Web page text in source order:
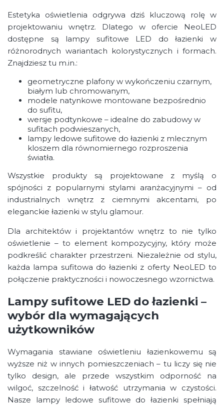
Estetyka oświetlenia odgrywa dziś kluczową rolę w
projektowaniu wnętrz. Dlatego w ofercie NeoLED
dostępne są lampy sufitowe LED do łazienki w
różnorodnych wariantach kolorystycznych i formach.
Znajdziesz tu m.in.:
geometryczne plafony w wykończeniu czarnym,
białym lub chromowanym,
modele natynkowe montowane bezpośrednio
do sufitu,
wersje podtynkowe – idealne do zabudowy w
sufitach podwieszanych,
lampy ledowe sufitowe do łazienki z mlecznym
kloszem dla równomiernego rozproszenia
światła.
Wszystkie produkty są projektowane z myślą o
spójności z popularnymi stylami aranżacyjnymi – od
industrialnych wnętrz z ciemnymi akcentami, po
eleganckie łazienki w stylu glamour.
Dla architektów i projektantów wnętrz to nie tylko
oświetlenie – to element kompozycyjny, który może
podkreślić charakter przestrzeni. Niezależnie od stylu,
każda lampa sufitowa do łazienki z oferty NeoLED to
połączenie praktyczności i nowoczesnego wzornictwa.
Lampy sufitowe LED do łazienki –
wybór dla wymagających
użytkowników
Wymagania stawiane oświetleniu łazienkowemu są
wyższe niż w innych pomieszczeniach – tu liczy się nie
tylko design, ale przede wszystkim odporność na
wilgoć, szczelność i łatwość utrzymania w czystości.
Nasze lampy ledowe sufitowe do łazienki spełniają